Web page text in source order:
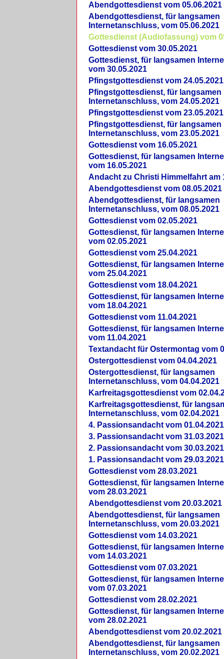
Abendgottesdienst vom 05.06.2021
Abendgottesdienst, für langsamen
Internetanschluss, vom 05.06.2021
Gottesdienst (Audiofassung) vom
Gottesdienst vom 30.05.2021
Gottesdienst, für langsamen
vom 30.05.2021
Pfingstgottesdienst vom 24.05.2021
Pfingstgottesdienst, für langsamen
Internetanschluss, vom 24.05.2021
Pfingstgottesdienst vom 23.05.2021
Pfingstgottesdienst, für langsamen
Internetanschluss, vom 23.05.2021
Gottesdienst vom 16.05.2021
Gottesdienst, für langsamen
vom 16.05.2021
Andacht zu Christi Himmelfahrt am
Abendgottesdienst vom 08.05.2021
Abendgottesdienst, für langsamen
Internetanschluss, vom 08.05.2021
Gottesdienst vom 02.05.2021
Gottesdienst, für langsamen
vom 02.05.2021
Gottesdienst vom 25.04.2021
Gottesdienst, für langsamen
vom 25.04.2021
Gottesdienst vom 18.04.2021
Gottesdienst, für langsamen
vom 18.04.2021
Gottesdienst vom 11.04.2021
Gottesdienst, für langsamen
vom 11.04.2021
Textandacht für Ostermontag vom
Ostergottesdienst vom 04.04.2021
Ostergottesdienst, für langsamen
Internetanschluss, vom 04.04.2021
Karfreitagsgottesdienst vom
Karfreitagsgottesdienst, für
Internetanschluss, vom 02.04.2021
4. Passionsandacht vom 01.04.2021
3. Passionsandacht vom 31.03.2021
2. Passionsandacht vom 30.03.2021
1. Passionsandacht vom 29.03.2021
Gottesdienst vom 28.03.2021
Gottesdienst, für langsamen
vom 28.03.2021
Abendgottesdienst vom 20.03.2021
Abendgottesdienst, für langsamen
Internetanschluss, vom 20.03.2021
Gottesdienst vom 14.03.2021
Gottesdienst, für langsamen
vom 14.03.2021
Gottesdienst vom 07.03.2021
Gottesdienst, für langsamen
vom 07.03.2021
Gottesdienst vom 28.02.2021
Gottesdienst, für langsamen
vom 28.02.2021
Abendgottesdienst vom 20.02.2021
Abendgottesdienst, für langsamen
Internetanschluss, vom 20.02.2021